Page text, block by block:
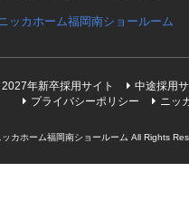
2027年新卒採用サイト 中途採用
プライバシーポリシー
ニッ
カホーム福岡南ショールーム All Rights